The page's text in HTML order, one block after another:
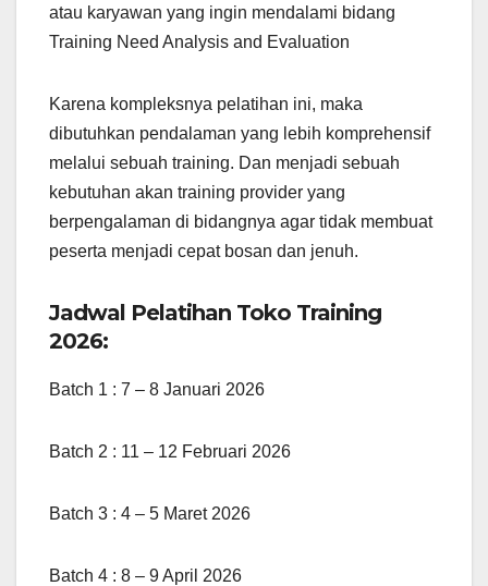
atau karyawan yang ingin mendalami bidang
Training Need Analysis and Evaluation
Karena kompleksnya pelatihan ini, maka
dibutuhkan pendalaman yang lebih komprehensif
melalui sebuah training. Dan menjadi sebuah
kebutuhan akan training provider yang
berpengalaman di bidangnya agar tidak membuat
peserta menjadi cepat bosan dan jenuh.
Jadwal Pelatihan Toko Training
2026:
Batch 1 : 7 – 8 Januari 2026
Batch 2 : 11 – 12 Februari 2026
Batch 3 : 4 – 5 Maret 2026
Batch 4 : 8 – 9 April 2026